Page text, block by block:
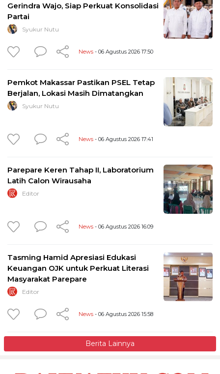
Gerindra Wajo, Siap Perkuat Konsolidasi
Partai
Syukur Nutu
News - 06 Agustus 2026 17:50
Pemkot Makassar Pastikan PSEL Tetap
Berjalan, Lokasi Masih Dimatangkan
Syukur Nutu
News - 06 Agustus 2026 17:41
Parepare Keren Tahap II, Laboratorium
Latih Calon Wirausaha
Editor
News - 06 Agustus 2026 16:09
Tasming Hamid Apresiasi Edukasi
Keuangan OJK untuk Perkuat Literasi
Masyarakat Parepare
Editor
News - 06 Agustus 2026 15:58
Berita Lainnya